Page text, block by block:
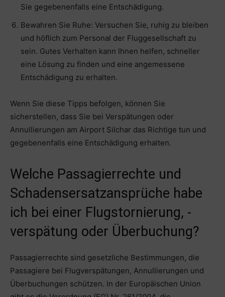
Sie gegebenenfalls eine Entschädigung.
Bewahren Sie Ruhe: Versuchen Sie, ruhig zu bleiben
und höflich zum Personal der Fluggesellschaft zu
sein. Gutes Verhalten kann Ihnen helfen, schneller
eine Lösung zu finden und eine angemessene
Entschädigung zu erhalten.
Wenn Sie diese Tipps befolgen, können Sie
sicherstellen, dass Sie bei Verspätungen oder
Annullierungen am Airport Silchar das Richtige tun und
gegebenenfalls eine Entschädigung erhalten.
Welche Passagierrechte und
Schadensersatzansprüche habe
ich bei einer Flugstornierung, -
verspätung oder Überbuchung?
Passagierrechte sind gesetzliche Bestimmungen, die
Passagiere bei Flugverspätungen, Annullierungen und
Überbuchungen schützen. In der Europäischen Union